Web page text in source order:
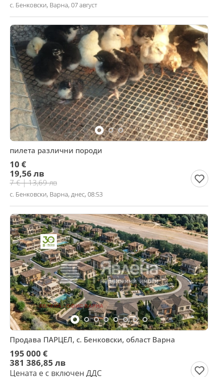
с. Бенковски, Варна, 07 август
пилета различни породи
10 €
19,56 лв
7 € | 13,69 лв
с. Бенковски, Варна, днес, 08:53
Продава ПАРЦЕЛ, с. Бенковски, област Варна
195 000 €
381 386,85 лв
Цената е с включен ДДС